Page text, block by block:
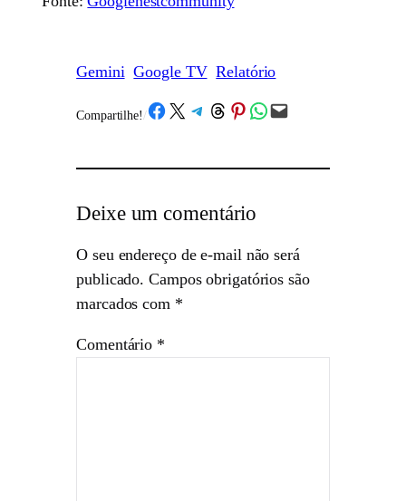
Gemini Google TV Relatório
Compartilhe! /Share on Facebook
Share on X Share on Telegram
Share on Threads
Share on Pinterest
Share on WhatsApp
Email this Page
Deixe um comentário
O seu endereço de e-mail não será
publicado. Campos obrigatórios são
marcados com *
Comentário *